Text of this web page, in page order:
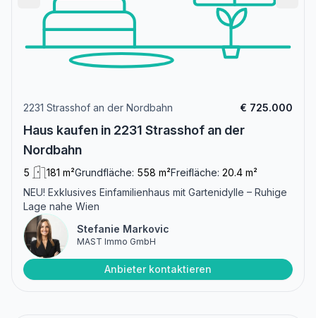
2231 Strasshof an der Nordbahn € 725.000
Haus kaufen in 2231 Strasshof an der
Nordbahn
5 181 m²Grundfläche: 558 m²Freifläche: 20.4 m²
NEU! Exklusives Einfamilienhaus mit Gartenidylle – Ruhige
Lage nahe Wien
Stefanie Markovic
MAST Immo GmbH
Anbieter kontaktieren